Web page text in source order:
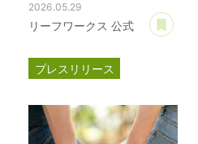
あとで読む
2026.05.29
リーフワークス 公式
プレスリリース